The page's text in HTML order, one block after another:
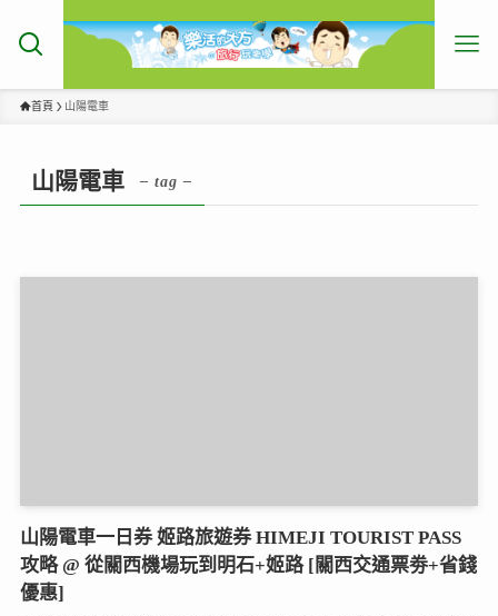
首頁 山陽電車
山陽電車 – tag –
山陽電車一日券 姬路旅遊券 HIMEJI TOURIST PASS
攻略 @ 從關西機場玩到明石+姬路 [關西交通票劵+省錢
優惠]